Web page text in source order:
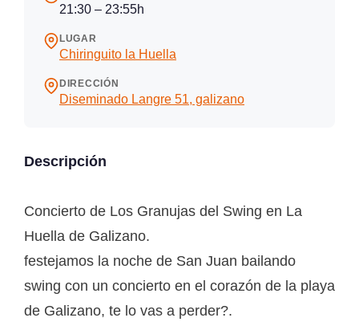
21:30 – 23:55h
LUGAR
Chiringuito la Huella
DIRECCIÓN
Diseminado Langre 51, galizano
Descripción
Concierto de Los Granujas del Swing en La
Huella de Galizano.
festejamos la noche de San Juan bailando
swing con un concierto en el corazón de la playa
de Galizano, te lo vas a perder?.